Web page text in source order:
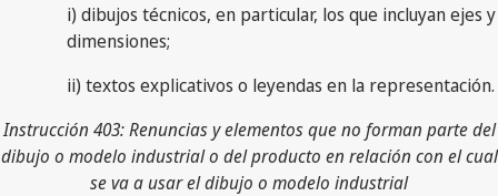
i) dibujos técnicos, en particular, los que incluyan ejes y
dimensiones;
ii) textos explicativos o leyendas en la representación.
Instrucción 403: Renuncias y elementos que no forman parte del
dibujo o modelo industrial o del producto en relación con el cual
se va a usar el dibujo o modelo industrial